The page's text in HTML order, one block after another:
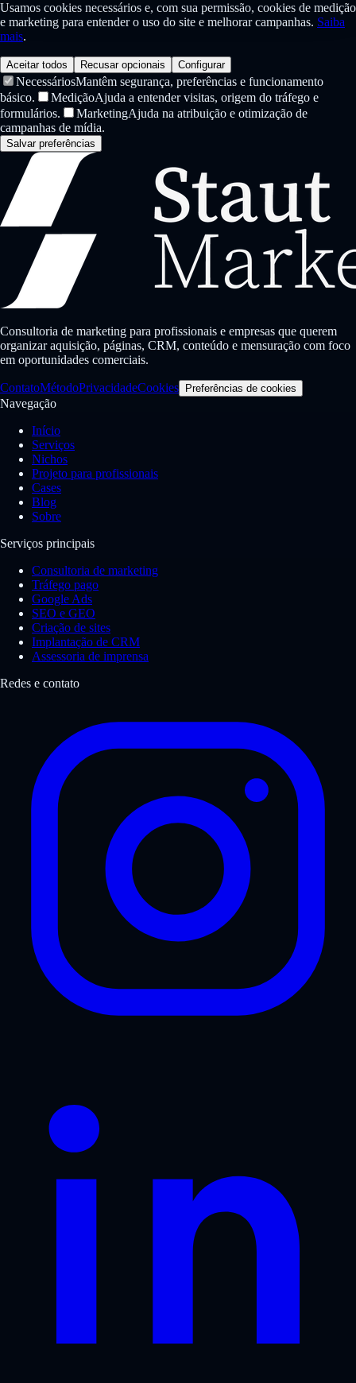
Usamos cookies necessários e, com sua permissão, cookies de medição
e marketing para entender o uso do site e melhorar campanhas. Saiba
mais.
Aceitar todos Recusar opcionais Configurar
NecessáriosMantêm segurança, preferências e funcionamento
básico.
MediçãoAjuda a entender visitas, origem do tráfego e
formulários.
MarketingAjuda na atribuição e otimização de
campanhas de mídia.
Salvar preferências
Consultoria de marketing para profissionais e empresas que querem
organizar aquisição, páginas, CRM, conteúdo e mensuração com foco
em oportunidades comerciais.
ContatoMétodoPrivacidadeCookies Preferências de cookies
Navegação
Início
Serviços
Nichos
Projeto para profissionais
Cases
Blog
Sobre
Serviços principais
Consultoria de marketing
Tráfego pago
Google Ads
SEO e GEO
Criação de sites
Implantação de CRM
Assessoria de imprensa
Redes e contato